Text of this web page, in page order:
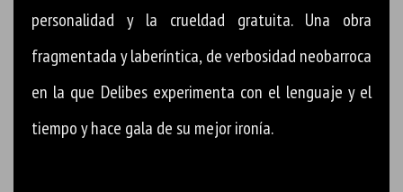
personalidad y la crueldad gratuita. Una obra
fragmentada y laberíntica, de verbosidad neobarroca
en la que Delibes experimenta con el lenguaje y el
tiempo y hace gala de su mejor ironía.